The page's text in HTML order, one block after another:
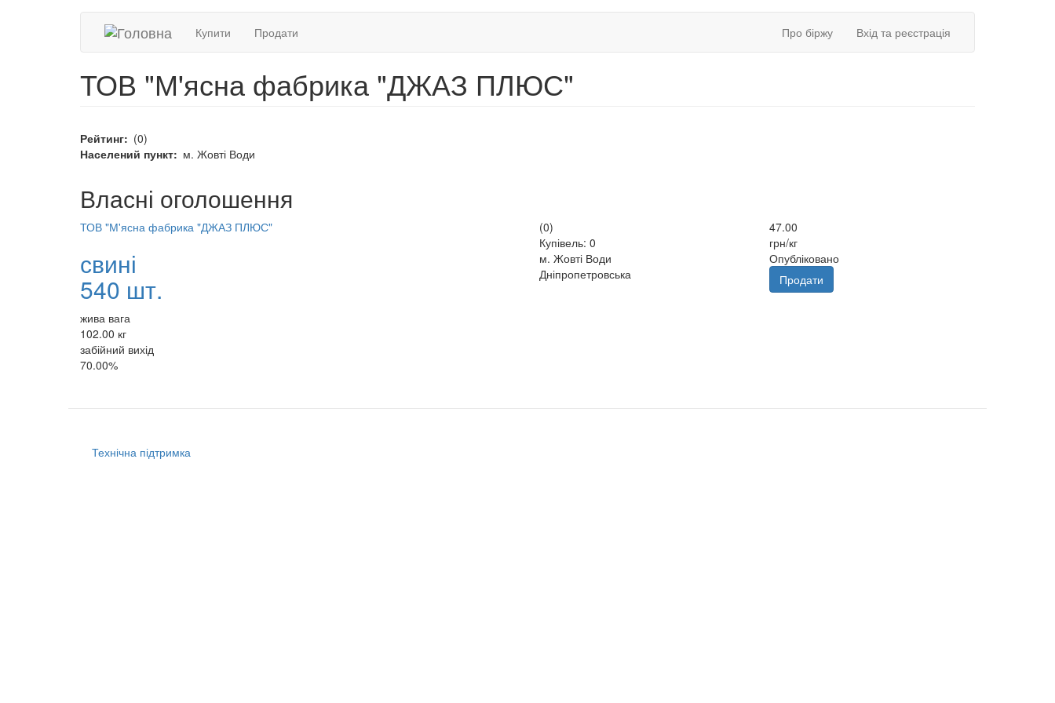
Main
navigation
left
Купити Продати
Main
navigation
right
Про біржу Вхід та реєстрація
ТОВ "М'ясна фабрика "ДЖАЗ ПЛЮС"
Рейтинг
(0)
Населений пункт
м. Жовті Води
Власні оголошення
ТОВ "М'ясна фабрика "ДЖАЗ ПЛЮС"
свині
540 шт.
жива вага
102.00 кг
забійний вихід
70.00%
(0)
Купівель: 0
м. Жовті Води
Дніпропетровська
47.00
грн/кг
Опубліковано
Продати
Меню
Технічна підтримка